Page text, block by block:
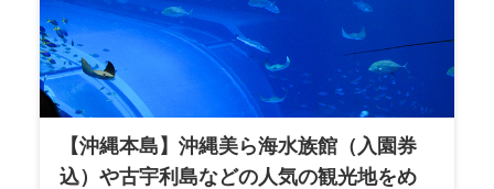
【沖縄本島】沖縄美ら海水族館（入園券
込）や古宇利島などの人気の観光地をめ